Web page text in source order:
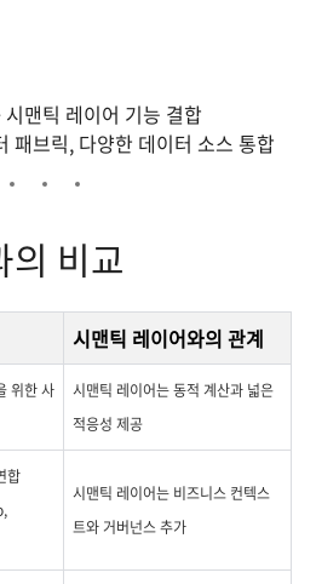
맨틱 레이어 기능 결합
패브릭, 다양한 데이터 소스 통합
의 비교
시맨틱 레이어와의 관계
위한 사
시맨틱 레이어는 동적 계산과 넓은
적응성 제공
합
시맨틱 레이어는 비즈니스 컨텍스
트와 거버넌스 추가